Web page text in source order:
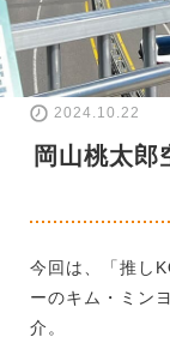
2024.10.22
岡山桃太郎
今回は、「推し
ーのキム・ミン
介。